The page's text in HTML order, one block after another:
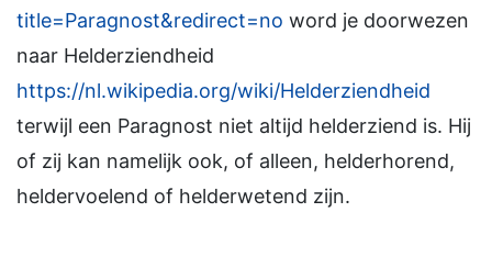
title=Paragnost&redirect=no word je doorwezen
naar Helderziendheid
https://nl.wikipedia.org/wiki/Helderziendheid
terwijl een Paragnost niet altijd helderziend is. Hij
of zij kan namelijk ook, of alleen, helderhorend,
heldervoelend of helderwetend zijn.